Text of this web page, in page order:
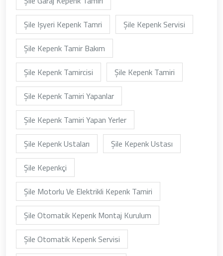
Şile Işyeri Kepenk Tamri
Şile Kepenk Servisi
Şile Kepenk Tamir Bakım
Şile Kepenk Tamircisi
Şile Kepenk Tamiri
Şile Kepenk Tamiri Yapanlar
Şile Kepenk Tamiri Yapan Yerler
Şile Kepenk Ustaları
Şile Kepenk Ustası
Şile Kepenkçi
Şile Motorlu Ve Elektrikli Kepenk Tamiri
Şile Otomatik Kepenk Montaj Kurulum
Şile Otomatik Kepenk Servisi